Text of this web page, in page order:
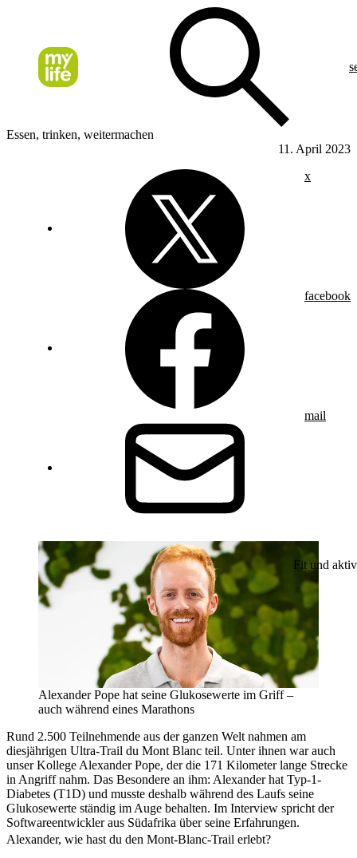
Essen, trinken, weitermachen
11. April 2023
x
facebook
mail
Fit und aktiv
Alexander Pope hat seine Glukosewerte im Griff –
auch während eines Marathons
Rund 2.500 Teilnehmende aus der ganzen Welt nahmen am
diesjährigen Ultra-Trail du Mont Blanc teil. Unter ihnen war auch
unser Kollege Alexander Pope, der die 171 Kilometer lange Strecke
in Angriff nahm. Das Besondere an ihm: Alexander hat Typ-1-
Diabetes (T1D) und musste deshalb während des Laufs seine
Glukosewerte ständig im Auge behalten. Im Interview spricht der
Softwareentwickler aus Südafrika über seine Erfahrungen.
Alexander, wie hast du den Mont-Blanc-Trail erlebt?